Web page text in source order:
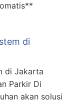
di
di Jakarta
Parkir Di
akan solusi